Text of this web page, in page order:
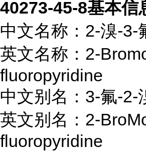
40273-45-8基本信
中文名称：2-溴-
英文名称：2-
fluoropyridine
中文别名：3-氟-2-
英文别名：2-
fluoropyridine